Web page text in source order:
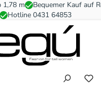
1,78 m
Bequemer Kauf auf
Hotline 0431 64853